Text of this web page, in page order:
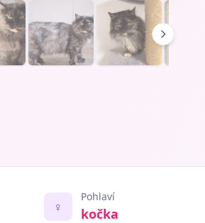
♀️
Pohlaví
kočka